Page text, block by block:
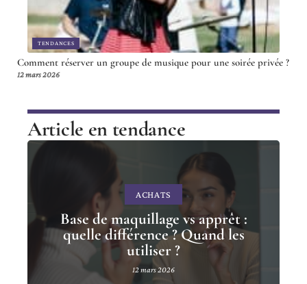
TENDANCES
Comment réserver un groupe de musique pour une soirée privée ?
12 mars 2026
Article en tendance
ACHATS
Base de maquillage vs apprêt :
quelle différence ? Quand les
utiliser ?
12 mars 2026